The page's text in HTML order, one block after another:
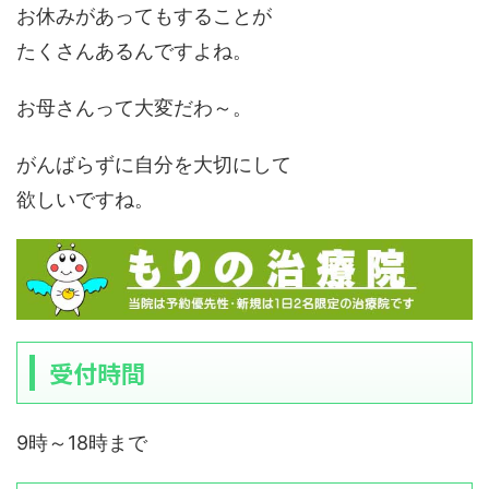
お休みがあってもすることが
たくさんあるんですよね。
お母さんって大変だわ～。
がんばらずに自分を大切にして
欲しいですね。
受付時間
9時～18時まで